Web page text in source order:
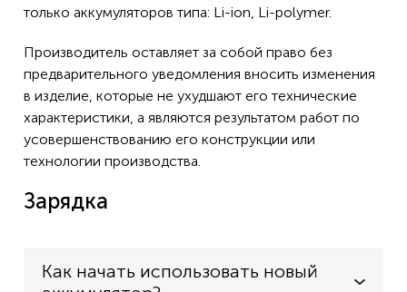
только аккумуляторов типа: Li-ion, Li-polymer.
Производитель оставляет за собой право без
предварительного уведомления вносить изменения
в изделие, которые не ухудшают его технические
характеристики, а являются результатом работ по
усовершенствованию его конструкции или
технологии производства.
Зарядка
Как начать использовать новый